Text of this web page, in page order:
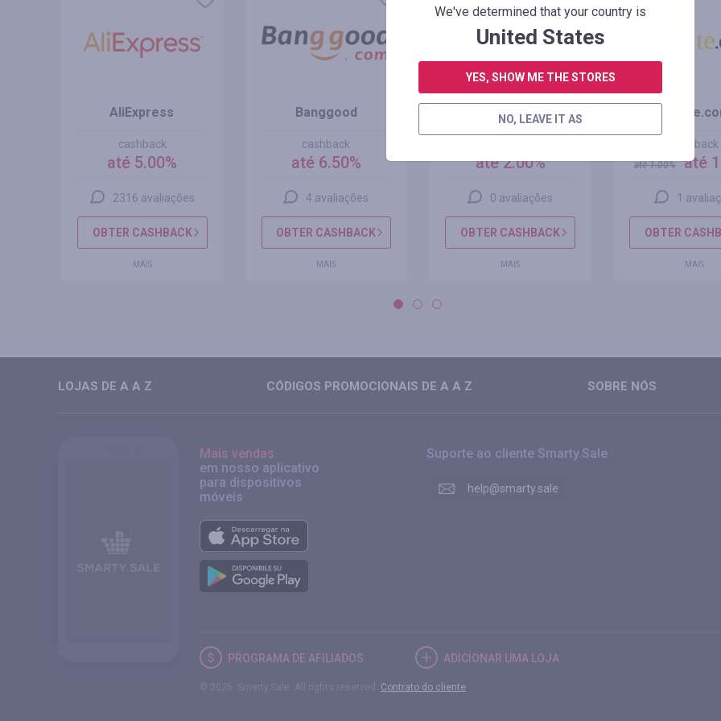
AliExpress
cashback
até 5.00%
2316 avaliações
OBTER CASHBACK
MAIS
Banggood
cashback
até 6.50%
4 avaliações
OBTER CASHBACK
MAIS
Geekbuying.com
até 2.00%
0 avaliações
OBTER CASHBACK
MAIS
cashback
até1.00% até
1
OBTER
MAIS
LOJAS DE A A Z CÓDIGOS PROMOCIONAIS DE A A Z SOBRE NÓS
Mais vendas
em nosso aplicativo
para dispositivos
móveis
Suporte ao cliente Smarty.Sale
help@smarty.sale
PROGRAMA DE AFILIADOS ADICIONAR UMA LOJA
Contrato do cliente
We've determined that your country is
United States
YES, SHOW ME THE STORES
NO, LEAVE IT AS